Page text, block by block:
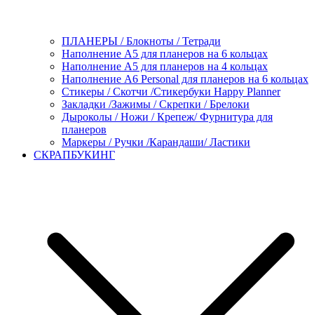
ПЛАНЕРЫ / Блокноты / Тетради
Наполнение А5 для планеров на 6 кольцах
Наполнение А5 для планеров на 4 кольцах
Наполнение А6 Personal для планеров на 6 кольцах
Стикеры / Скотчи /Стикербуки Happy Planner
Закладки /Зажимы / Скрепки / Брелоки
Дыроколы / Ножи / Крепеж/ Фурнитура для
планеров
Маркеры / Ручки /Карандаши/ Ластики
СКРАПБУКИНГ